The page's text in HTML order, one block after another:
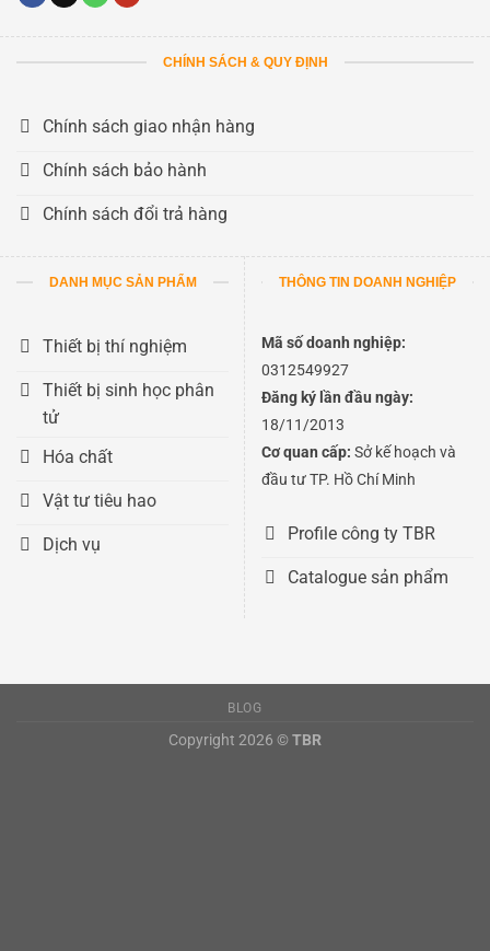
CHÍNH SÁCH & QUY ĐỊNH
Chính sách giao nhận hàng
Chính sách bảo hành
Chính sách đổi trả hàng
DANH MỤC SẢN PHẨM
Thiết bị thí nghiệm
Thiết bị sinh học phân
tử
Hóa chất
Vật tư tiêu hao
Dịch vụ
THÔNG TIN DOANH NGHIỆP
Mã số doanh nghiệp:
0312549927
Đăng ký lần đầu ngày:
18/11/2013
Cơ quan cấp: Sở kế hoạch và
đầu tư TP. Hồ Chí Minh
Profile công ty TBR
Catalogue sản phẩm
BLOG
Copyright 2026 © TBR